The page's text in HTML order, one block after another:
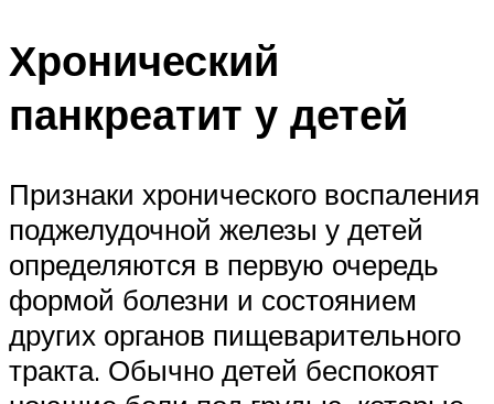
Хронический
панкреатит у детей
Признаки хронического воспаления
поджелудочной железы у детей
определяются в первую очередь
формой болезни и состоянием
других органов пищеварительного
тракта. Обычно детей беспокоят